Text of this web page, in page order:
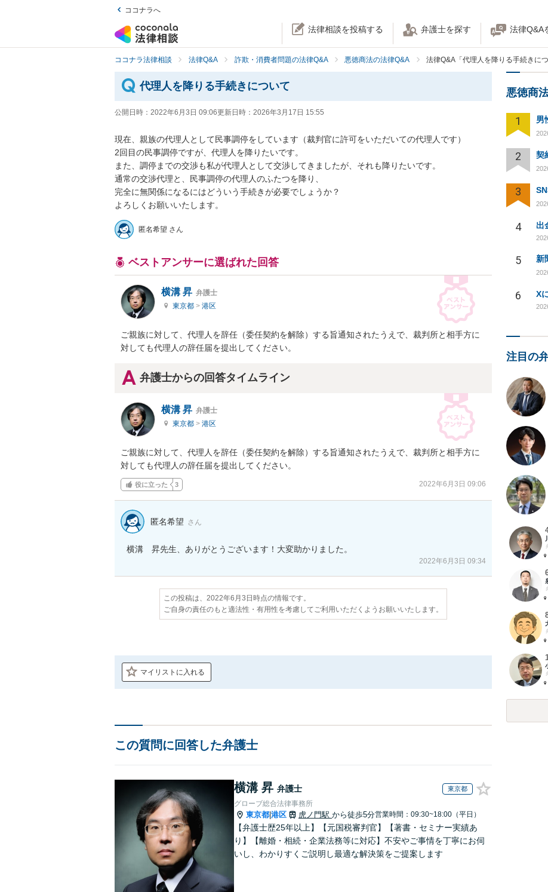
ココナラへ
法律相談を投稿する 弁護士を探す 法律Q&A
ココナラ法律相談 法律Q&A 詐欺・消費者問題の法律Q&A 悪徳商法の法律Q&A 法律Q&A「代理人を降りる手続きにつ
代理人を降りる手続きについて
公開日時： 2022年6月3日 09:06更新日時： 2026年3月17日 15:55
現在、親族の代理人として民事調停をしています（裁判官に許可をいただいての代理人です）
2回目の民事調停ですが、代理人を降りたいです。
また、調停までの交渉も私が代理人として交渉してきましたが、それも降りたいです。
通常の交渉代理と、民事調停の代理人のふたつを降り、
完全に無関係になるにはどういう手続きが必要でしょうか？
よろしくお願いいたします。
匿名希望 さん
ベストアンサーに選ばれた回答
横溝 昇 弁護士
東京都 > 港区
ご親族に対して、代理人を辞任（委任契約を解除）する旨通知されたうえで、裁判所と相手方に
対しても代理人の辞任届を提出してください。
弁護士からの回答タイムライン
横溝 昇 弁護士
東京都 > 港区
ご親族に対して、代理人を辞任（委任契約を解除）する旨通知されたうえで、裁判所と相手方に
対しても代理人の辞任届を提出してください。
役に立った 3 2022年6月3日 09:06
匿名希望 さん
横溝　昇先生、ありがとうございます！大変助かりました。
2022年6月3日 09:34
この投稿は、2022年6月3日時点の情報です。
ご自身の責任のもと適法性・有用性を考慮してご利用いただくようお願いいたします。
マイリストに入れる
この質問に回答した弁護士
横溝 昇 弁護士 東京都
グローブ総合法律事務所
東京都 港区 虎ノ門駅 から徒歩5分営業時間：09:30~18:00（平日）
【弁護士歴25年以上】【元国税審判官】【著書・セミナー実績あ
り】【離婚・相続・企業法務等に対応】不安やご事情を丁寧にお伺
いし、わかりすくご説明し最適な解決策をご提案します
悪徳商
1
2
3
4
5
6 X
注目の